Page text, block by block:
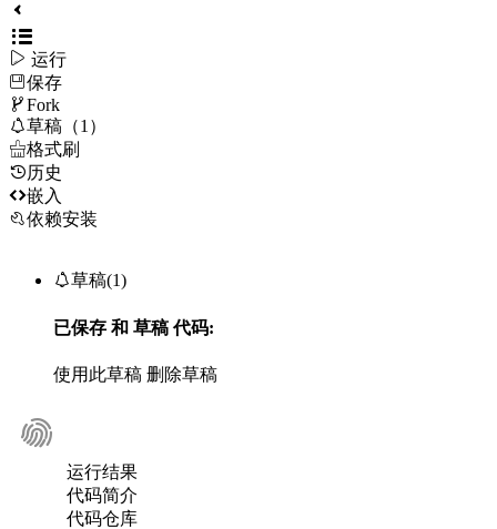
 运行
保存
Fork
草稿（1）
格式刷
历史
嵌入
依赖安装
草稿(1)
已保存 和 草稿代码:
使用此草稿 删除草稿
运行结果
代码简介
代码仓库